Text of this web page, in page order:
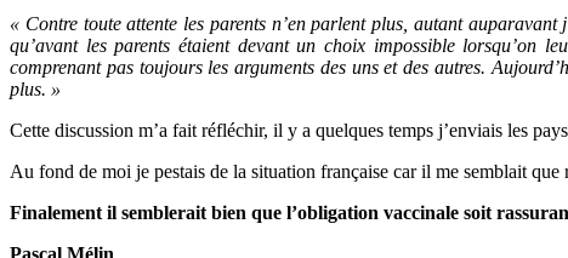
« Contre toute attente les parents n’en parlent plus, autant
qu’avant les parents étaient devant un choix impossible lorsqu’on
comprenant pas toujours les arguments des uns et des autres.
plus. »
Cette discussion m’a fait réfléchir, il y a quelques temps j’enviais les
Au fond de moi je pestais de la situation française car il me semblait
Finalement il semblerait bien que l’obligation vaccinale soit
Pascal Mélin